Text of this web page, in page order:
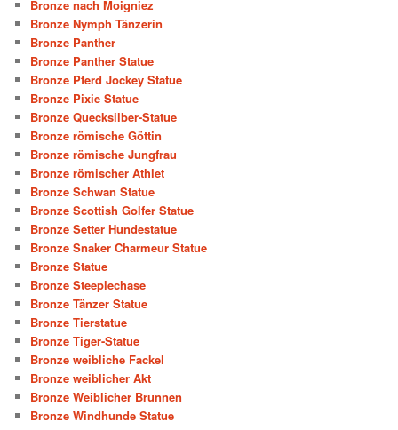
Bronze nach Moigniez
Bronze Nymph Tänzerin
Bronze Panther
Bronze Panther Statue
Bronze Pferd Jockey Statue
Bronze Pixie Statue
Bronze Quecksilber-Statue
Bronze römische Göttin
Bronze römische Jungfrau
Bronze römischer Athlet
Bronze Schwan Statue
Bronze Scottish Golfer Statue
Bronze Setter Hundestatue
Bronze Snaker Charmeur Statue
Bronze Statue
Bronze Steeplechase
Bronze Tänzer Statue
Bronze Tierstatue
Bronze Tiger-Statue
Bronze weibliche Fackel
Bronze weiblicher Akt
Bronze Weiblicher Brunnen
Bronze Windhunde Statue